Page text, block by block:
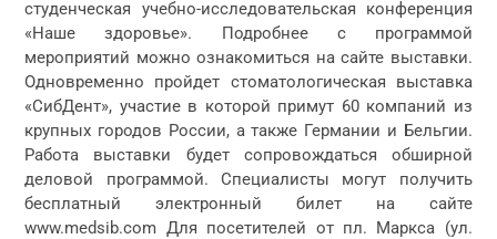
студенческая учебно-исследовательская конференция
«Наше здоровье». Подробнее с программой
мероприятий можно ознакомиться на сайте выставки.
Одновременно пройдет стоматологическая выставка
«СибДент», участие в которой примут 60 компаний из
крупных городов России, а также Германии и Бельгии.
Работа выставки будет сопровождаться обширной
деловой программой. Специалисты могут получить
бесплатный электронный билет на сайте
www.medsib.com Для посетителей от пл. Маркса (ул.